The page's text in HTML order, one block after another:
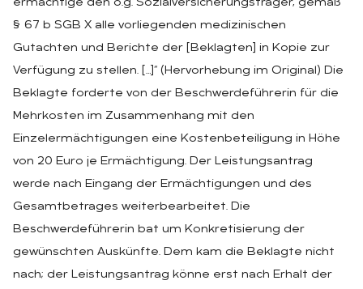
ermächtige den o.g. Sozialversicherungsträger, gemäß
§ 67 b SGB X alle vorliegenden medizinischen
Gutachten und Berichte der [Beklagten] in Kopie zur
Verfügung zu stellen. […]“ (Hervorhebung im Original) Die
Beklagte forderte von der Beschwerdeführerin für die
Mehrkosten im Zusammenhang mit den
Einzelermächtigungen eine Kostenbeteiligung in Höhe
von 20 Euro je Ermächtigung. Der Leistungsantrag
werde nach Eingang der Ermächtigungen und des
Gesamtbetrages weiterbearbeitet. Die
Beschwerdeführerin bat um Konkretisierung der
gewünschten Auskünfte. Dem kam die Beklagte nicht
nach; der Leistungsantrag könne erst nach Erhalt der